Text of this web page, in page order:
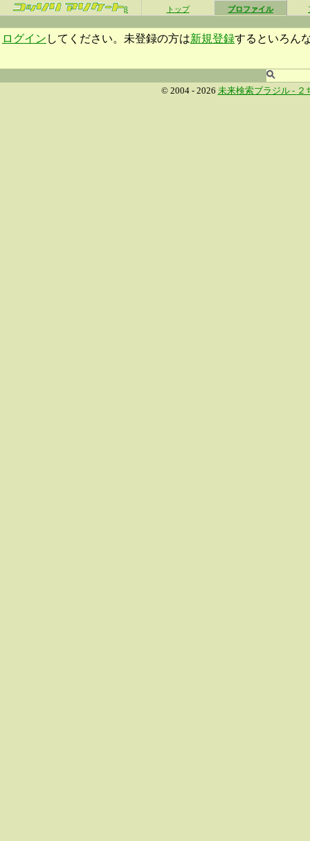
β トップ プロファイル
ログイン してください。未登録の方は新規登録するといろん
© 2004 - 2026 未来検索ブラジル - ２